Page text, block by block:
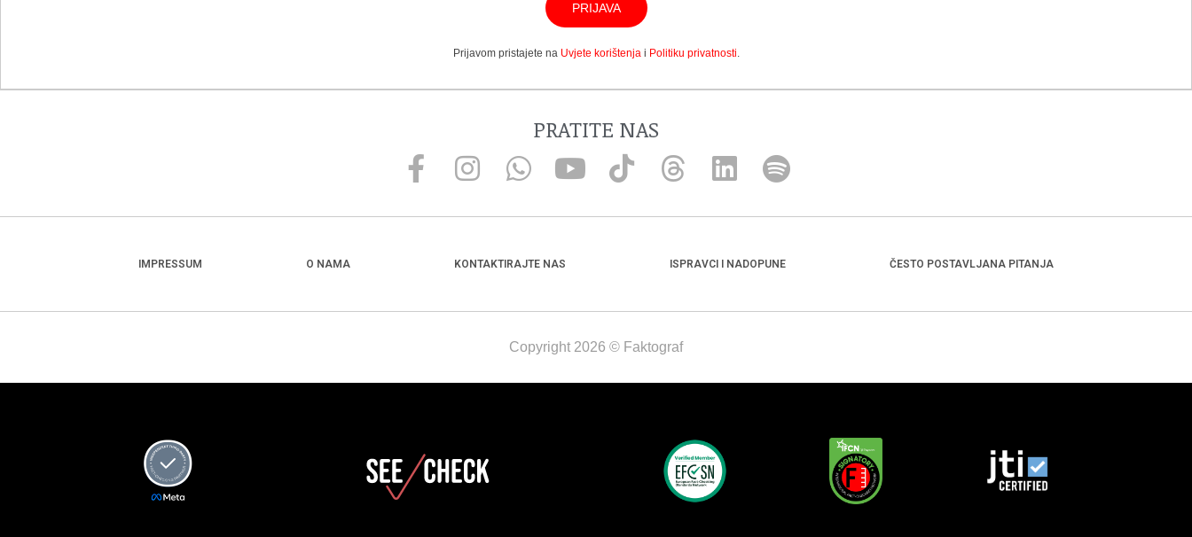
PRIJAVA
Prijavom pristajete na Uvjete korištenjai Politiku privatnosti.
PRATITE NAS
IMPRESSUM O NAMA KONTAKTIRAJTE NAS ISPRAVCI I NADOPUNE ČESTO POSTAVLJANA PITANJA
Copyright 2026 © Faktograf